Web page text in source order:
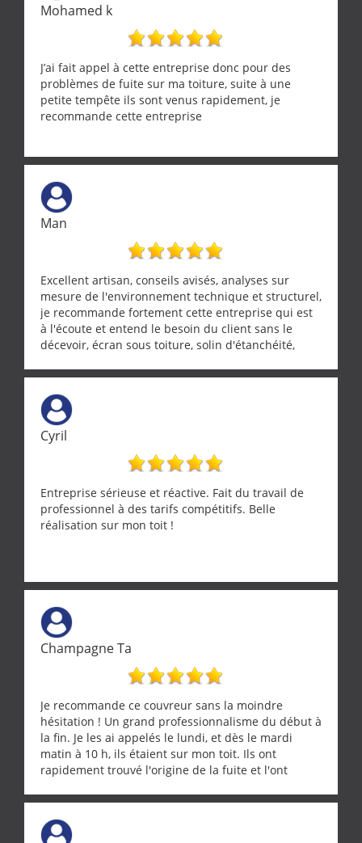
Mohamed k
J’ai fait appel à cette entreprise donc pour des
problèmes de fuite sur ma toiture, suite à une
petite tempête ils sont venus rapidement, je
recommande cette entreprise
Man
Excellent artisan, conseils avisés, analyses sur
mesure de l'environnement technique et structurel,
je recommande fortement cette entreprise qui est
à l'écoute et entend le besoin du client sans le
décevoir, écran sous toiture, solin d'étanchéité,
récupérateur d'eau, tout a été parfaitement mis en
œuvre sans besoin d'y revenir. confiance assurée.
Cyril
Entreprise sérieuse et réactive. Fait du travail de
professionnel à des tarifs compétitifs. Belle
réalisation sur mon toit !
Champagne Ta
Je recommande ce couvreur sans la moindre
hésitation ! Un grand professionnalisme du début à
la fin. Je les ai appelés le lundi, et dès le mardi
matin à 10 h, ils étaient sur mon toit. Ils ont
rapidement trouvé l'origine de la fuite et l'ont
Une équipe sérieuse, réactive et compétente. C'est
vraiment rassurant de pouvoir compter sur des
artisans aussi professionnels. Merci encore !